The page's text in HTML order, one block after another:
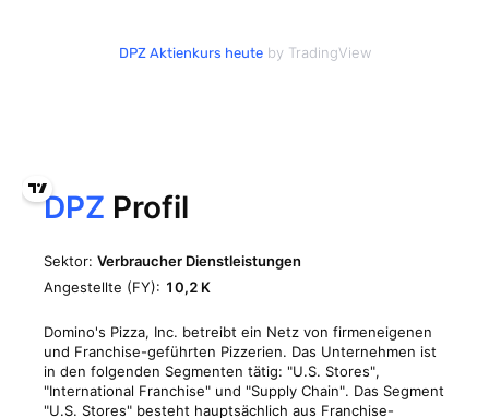
DPZ Aktienkurs heuteby TradingView